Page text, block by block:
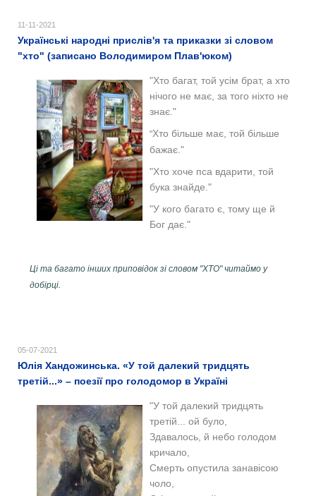
11-11-2021
Українські народні прислів'я та приказки зі словом
"хто" (записано Володимиром Плав'юком)
"Хто багат, той усім брат, а хто
нічого не має, за того ніхто не
знає."
"Хто більше має, той більше
бажає."
"Хто хоче пса вдарити, той
бука знайде."
"У кого багато є, тому ще й
Бог дає."
Ці та багато інших приповідок зі словом "ХТО" читаймо у
добірці.
05-07-2021
Юлія Хандожинська. «У той далекий тридцять
третій...» – поезії про голодомор в Україні
"У той далекий тридцять
третій... ой було,
Здавалось, й небо голодом
кричало,
Смерть опустила занавісою
чоло,